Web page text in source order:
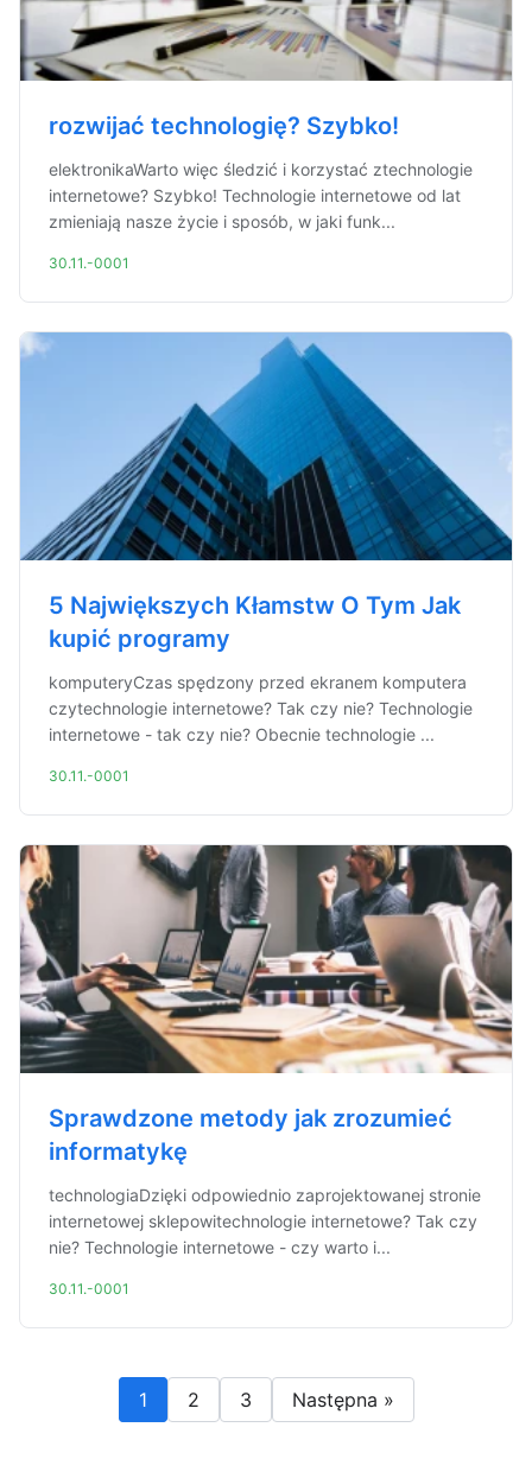
rozwijać technologię? Szybko!
elektronikaWarto więc śledzić i korzystać ztechnologie
internetowe? Szybko! Technologie internetowe od lat
zmieniają nasze życie i sposób, w jaki funk...
30.11.-0001
5 Największych Kłamstw O Tym Jak
kupić programy
komputeryCzas spędzony przed ekranem komputera
czytechnologie internetowe? Tak czy nie? Technologie
internetowe - tak czy nie? Obecnie technologie ...
30.11.-0001
Sprawdzone metody jak zrozumieć
informatykę
technologiaDzięki odpowiednio zaprojektowanej stronie
internetowej sklepowitechnologie internetowe? Tak czy
nie? Technologie internetowe - czy warto i...
30.11.-0001
1 2 3 Następna »